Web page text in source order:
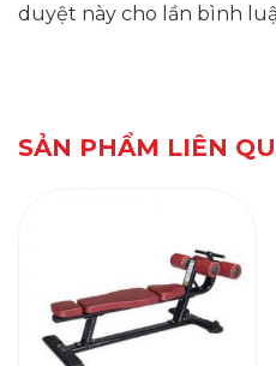
duyệt này cho lần bình
SẢN PHẨM LIÊN